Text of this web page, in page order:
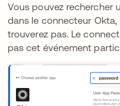
Vous pouvez rechercher
dans le connecteur Okta,
trouverez pas. Le
pas cet événement